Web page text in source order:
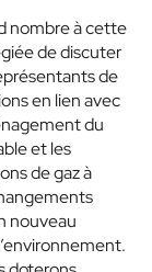
nombre à cette
de discuter
de
en lien avec
du
et les
de gaz à
nouveau